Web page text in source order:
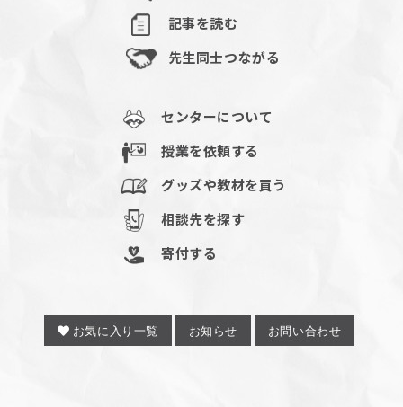
記事を読む
先生同士つながる
センターについて
授業を依頼する
グッズや教材を買う
相談先を探す
寄付する
お気に入り一覧 お知らせ お問い合わせ